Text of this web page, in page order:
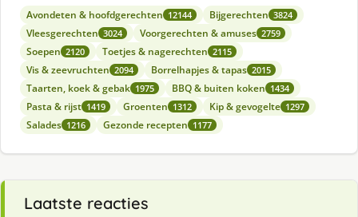
Avondeten & hoofdgerechten 12144 Bijgerechten 3824
Vleesgerechten 3024 Voorgerechten & amuses 2759
Soepen 2120 Toetjes & nagerechten 2115
Vis & zeevruchten 2094 Borrelhapjes & tapas 2015
Taarten, koek & gebak 1975 BBQ & buiten koken 1434
Pasta & rijst 1419 Groenten 1312 Kip & gevogelte 1297
Salades 1216 Gezonde recepten 1177
Laatste reacties